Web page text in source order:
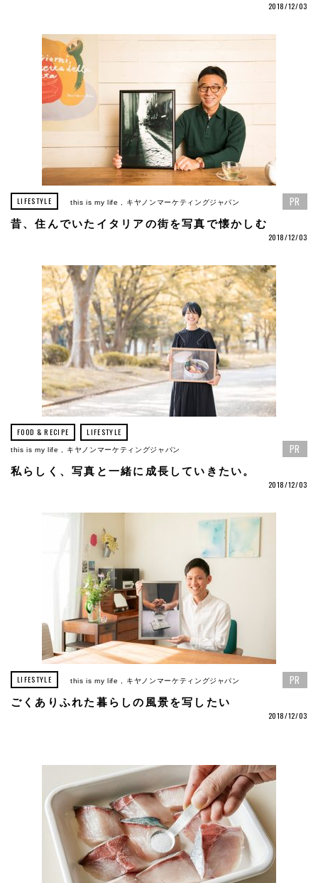
2018/12/03
LIFESTYLE this is my life キヤノンマーケティングジャパン PR
昔、住んでいたイタリアの街を写真で懐かしむ
2018/12/03
FOOD & RECIPE LIFESTYLE
this is my life キヤノンマーケティングジャパン PR
私らしく、写真と一緒に成長していきたい。
2018/12/03
LIFESTYLE this is my life キヤノンマーケティングジャパン PR
ごくありふれた暮らしの風景を写したい
2018/12/03